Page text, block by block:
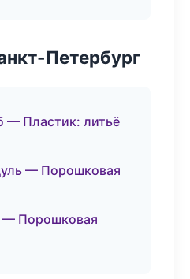
Петербург
— Пластик: литьё
— Порошковая
— Порошковая